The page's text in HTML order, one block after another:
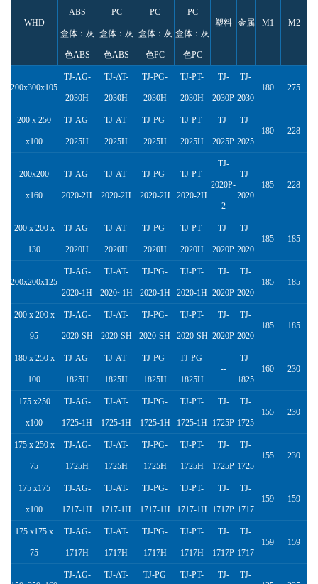
WHD
ABS
盒体：灰
色ABS
PC
盒体：灰
色ABS
PC
盒体：灰
色PC
PC
盒体：灰
色PC
塑料 金属 M1 M2
200x300x105
TJ-AG-
2030H
TJ-AT-
2030H
TJ-PG-
2030H
TJ-PT-
2030H
TJ-
2030P
TJ-
2030
180 275
200 x 250
x100
TJ-AG-
2025H
TJ-AT-
2025H
TJ-PG-
2025H
TJ-PT-
2025H
TJ-
2025P
TJ-
2025
180 228
200x200
x160
TJ-AG-
2020-2H
TJ-AT-
2020-2H
TJ-PG-
2020-2H
TJ-PT-
2020-2H
TJ-
2020P-
2
TJ-
2020
185 228
200 x 200 x
130
TJ-AG-
2020H
TJ-AT-
2020H
TJ-PG-
2020H
TJ-PT-
2020H
TJ-
2020P
TJ-
2020
185 185
200x200x125
TJ-AG-
2020-1H
TJ-AT-
2020~1H
TJ-PG-
2020-1H
TJ-PT-
2020-1H
TJ-
2020P
TJ-
2020
185 185
200 x 200 x
95
TJ-AG-
2020-SH
TJ-AT-
2020-SH
TJ-PG-
2020-SH
TJ-PT-
2020-SH
TJ-
2020P
TJ-
2020
185 185
180 x 250 x
100
TJ-AG-
1825H
TJ-AT-
1825H
TJ-PG-
1825H
TJ-PG-
1825H
--
TJ-
1825
160 230
175 x250
x100
TJ-AG-
1725-1H
TJ-AT-
1725-1H
TJ-PG-
1725-1H
TJ-PT-
1725-1H
TJ-
1725P
TJ-
1725
155 230
175 x 250 x
75
TJ-AG-
1725H
TJ-AT-
1725H
TJ-PG-
1725H
TJ-PT-
1725H
TJ-
1725P
TJ-
1725
155 230
175 x175
x100
TJ-AG-
1717-1H
TJ-AT-
1717-1H
TJ-PG-
1717-1H
TJ-PT-
1717-1H
TJ-
1717P
TJ-
1717
159 159
175 x175 x
75
TJ-AG-
1717H
TJ-AT-
1717H
TJ-PG-
1717H
TJ-PT-
1717H
TJ-
1717P
TJ-
1717
159 159
TJ-AG- TJ-AT- TJ-PG TJ-PT- TJ-
TJ-